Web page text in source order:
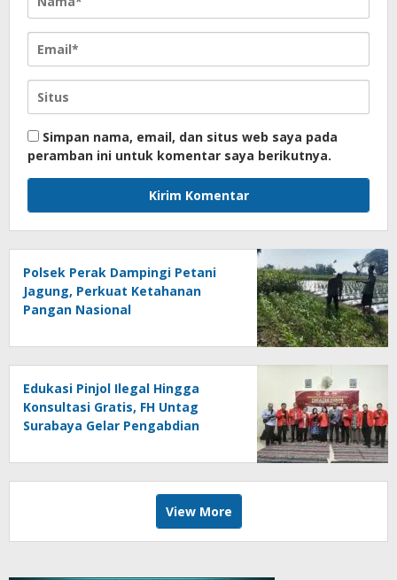
Simpan nama, email, dan situs web saya pada
peramban ini untuk komentar saya berikutnya.
Polsek Perak Dampingi Petani
Jagung, Perkuat Ketahanan
Pangan Nasional
Edukasi Pinjol Ilegal Hingga
Konsultasi Gratis, FH Untag
Surabaya Gelar Pengabdian
View More